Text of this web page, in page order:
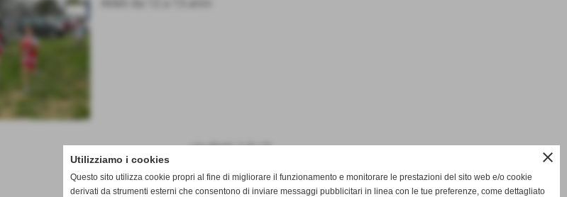
risultati: 1-0 / 0
close
Utilizziamo i cookies
Questo sito utilizza cookie propri al fine di migliorare il funzionamento e monitorare le prestazioni del sito web e/o cookie
derivati da strumenti esterni che consentono di inviare messaggi pubblicitari in linea con le tue preferenze, come dettagliato